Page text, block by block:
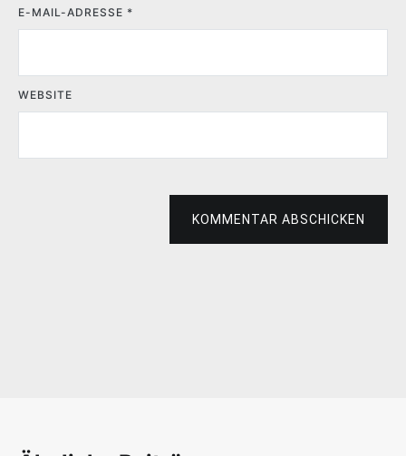
E-MAIL-ADRESSE *
WEBSITE
KOMMENTAR ABSCHICKEN